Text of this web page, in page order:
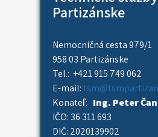
Partizánske
Nemocničná cesta 979/1
958 03 Partizánske
Tel.: +421 915 749 062
E-mail:
Konateľ: Ing. Peter
IČO: 36 311 693
DIČ: 2020139902